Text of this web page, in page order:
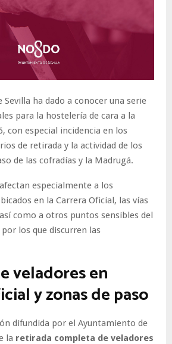
Sevilla ha dado a conocer una serie
para la hostelería de cara a la
con especial incidencia en los
de retirada y la actividad de los
de las cofradías y la Madrugá.
especialmente a los
en la Carrera Oficial, las vías
como a otros puntos sensibles del
los que discurren las
veladores en
y zonas de paso
difundida por el Ayuntamiento de
la retirada completa de veladores